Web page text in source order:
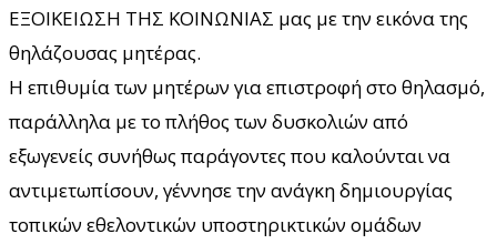
ΕΞΟΙΚΕΙΩΣΗ ΤΗΣ ΚΟΙΝΩΝΙΑΣ μας με την εικόνα της
θηλάζουσας μητέρας.
Η επιθυμία των μητέρων για επιστροφή στο θηλασμό,
παράλληλα με το πλήθος των δυσκολιών από
εξωγενείς συνήθως παράγοντες που καλούνται να
αντιμετωπίσουν, γέννησε την ανάγκη δημιουργίας
τοπικών εθελοντικών υποστηρικτικών ομάδων